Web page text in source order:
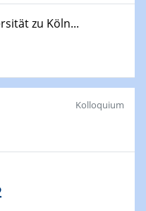
(LOHC)
Materials
College Dublin)
zu Köln...
Kolloquium